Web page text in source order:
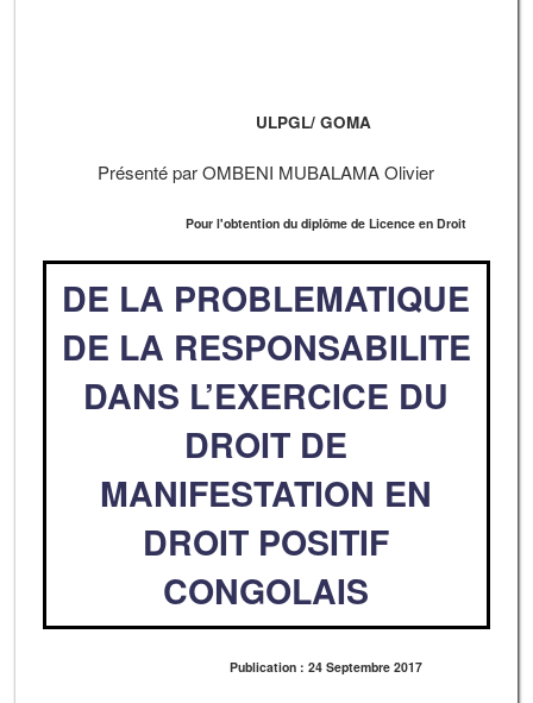
ULPGL/ GOMA
Présenté par OMBENI MUBALAMA Olivier
Pour l'obtention du diplôme de Licence en Droit
DE LA PROBLEMATIQUE
DE LA RESPONSABILITE
DANS L’EXERCICE DU
DROIT DE
MANIFESTATION EN
DROIT POSITIF
CONGOLAIS
Publication : 24 Septembre 2017